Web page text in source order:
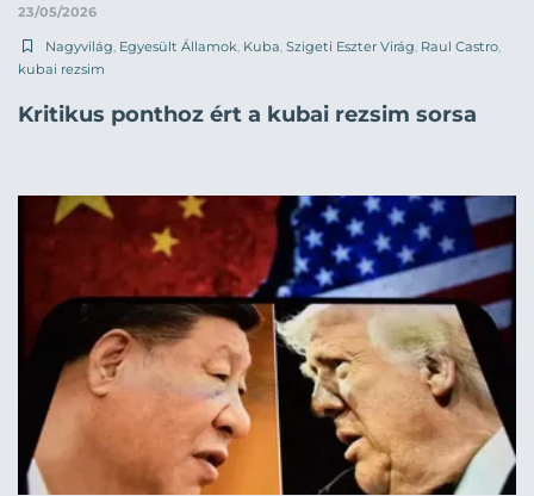
23/05/2026
Nagyvilág Egyesült Államok Kuba Szigeti Eszter Virág Raul Castro
kubai rezsim
Kritikus ponthoz ért a kubai rezsim sorsa